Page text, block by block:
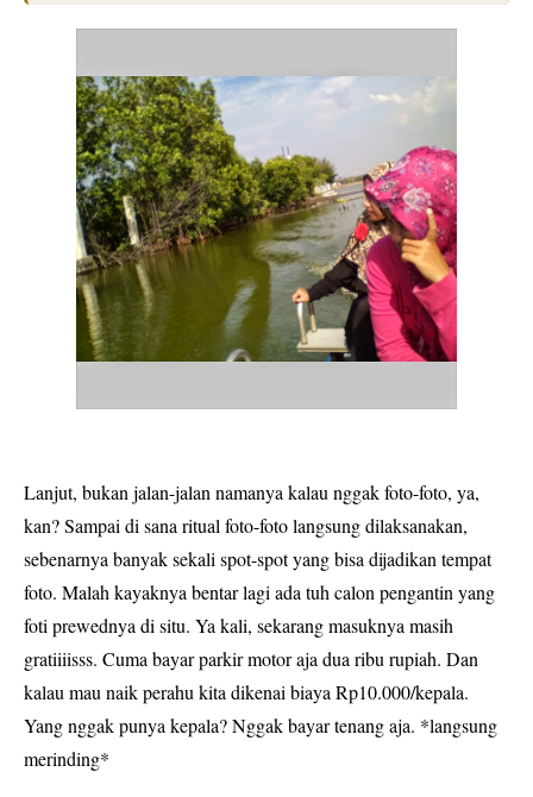
Lanjut, bukan jalan-jalan namanya kalau nggak foto-foto, ya,
kan? Sampai di sana ritual foto-foto langsung dilaksanakan,
sebenarnya banyak sekali spot-spot yang bisa dijadikan tempat
foto. Malah kayaknya bentar lagi ada tuh calon pengantin yang
foti prewednya di situ. Ya kali, sekarang masuknya masih
gratiiiisss. Cuma bayar parkir motor aja dua ribu rupiah. Dan
kalau mau naik perahu kita dikenai biaya Rp10.000/kepala.
Yang nggak punya kepala? Nggak bayar tenang aja. *langsung
merinding*